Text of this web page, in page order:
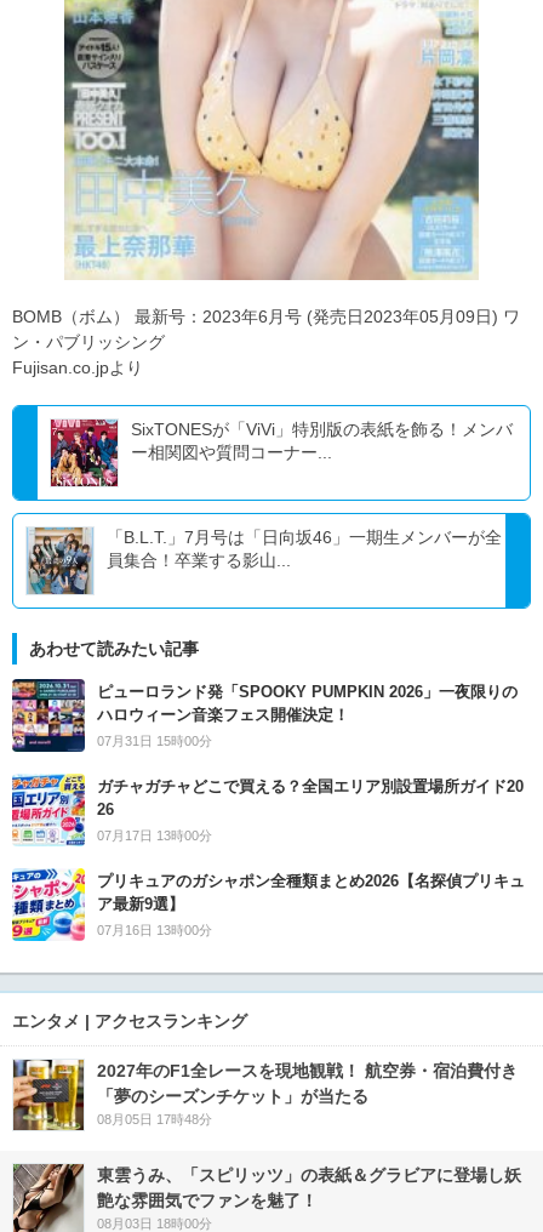
BOMB（ボム） 最新号：2023年6月号 (発売日2023年05月09日) ワ
ン・パブリッシング
Fujisan.co.jpより
SixTONESが「ViVi」特別版の表紙を飾る！メンバ
ー相関図や質問コーナー...
「B.L.T.」7月号は「日向坂46」一期生メンバーが全
員集合！卒業する影山...
あわせて読みたい記事
ピューロランド発「SPOOKY PUMPKIN 2026」一夜限りの
ハロウィーン音楽フェス開催決定！
07月31日 15時00分
ガチャガチャどこで買える？全国エリア別設置場所ガイド20
26
07月17日 13時00分
プリキュアのガシャポン全種類まとめ2026【名探偵プリキュ
ア最新9選】
07月16日 13時00分
エンタメ | アクセスランキング
2027年のF1全レースを現地観戦！ 航空券・宿泊費付き
「夢のシーズンチケット」が当たる
08月05日 17時48分
東雲うみ、「スピリッツ」の表紙＆グラビアに登場し妖
艶な雰囲気でファンを魅了！
08月03日 18時00分